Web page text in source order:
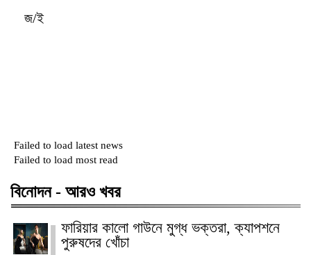
জ/ই
Failed to load latest news
Failed to load most read
বিনোদন - আরও খবর
ফারিয়ার কালো গাউনে মুগ্ধ ভক্তরা, ক্যাপশনে
পুরুষদের খোঁচা